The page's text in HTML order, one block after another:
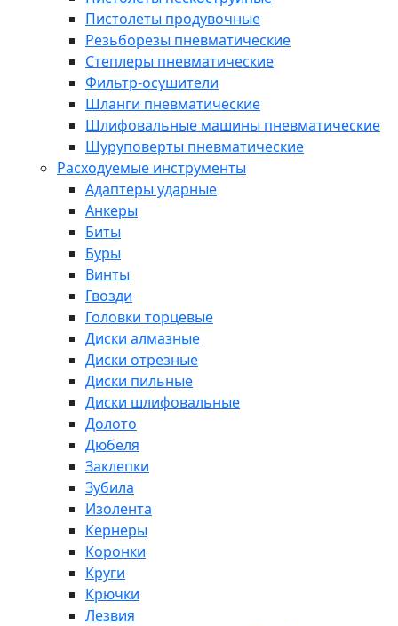
Пистолеты продувочные
Резьборезы пневматические
Степлеры пневматические
Фильтр-осушители
Шланги пневматические
Шлифовальные машины пневматические
Шуруповерты пневматические
Расходуемые инструменты
Адаптеры ударные
Анкеры
Биты
Буры
Винты
Гвозди
Головки торцевые
Диски алмазные
Диски отрезные
Диски пильные
Диски шлифовальные
Долото
Дюбеля
Заклепки
Зубила
Изолента
Кернеры
Коронки
Круги
Крючки
Лезвия